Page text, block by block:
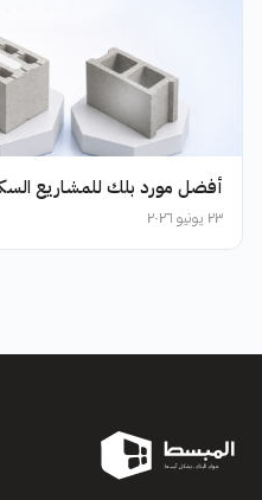
أفضل مورد بلك للمشاريع
٢٣ يونيو ٢٠٢٦